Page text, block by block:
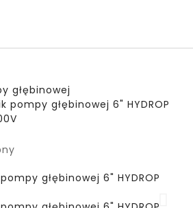
głębinowej
pompy głębinowej 6" HYDROP